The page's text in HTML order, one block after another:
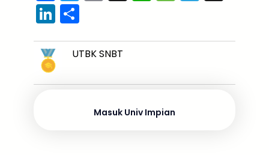
a
c
e
b
o
w
er
m
l
hr
a
s
h
ts
p
p
e
s
g
el
gr
m
Li
n
k
e
dI
ar
UTBK SNBT
Masuk Univ Impian